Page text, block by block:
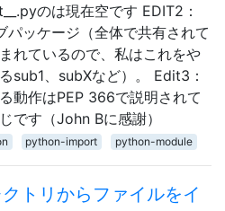
のは現在空です EDIT2：
パッケージ（全体で共有されて
れているので、私はこれをや
sub1、subXなど）。 Edit3：
動作はPEP 366で説明されて
です（John Bに感謝）
python-import python-module
トリからファイルをイ